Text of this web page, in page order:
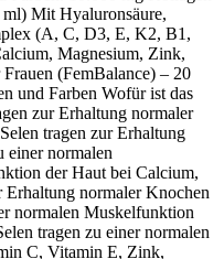
Mit Hyaluronsäure,
(A, C, D3, E, K2, B1,
Magnesium, Zink,
(FemBalance) – 20
und Farben Wofür ist das
zur Erhaltung normaler
tragen zur Erhaltung
einer normalen
der Haut bei Calcium,
normaler Knochen
normalen Muskelfunktion
tragen zu einer normalen
C, Vitamin E, Zink,